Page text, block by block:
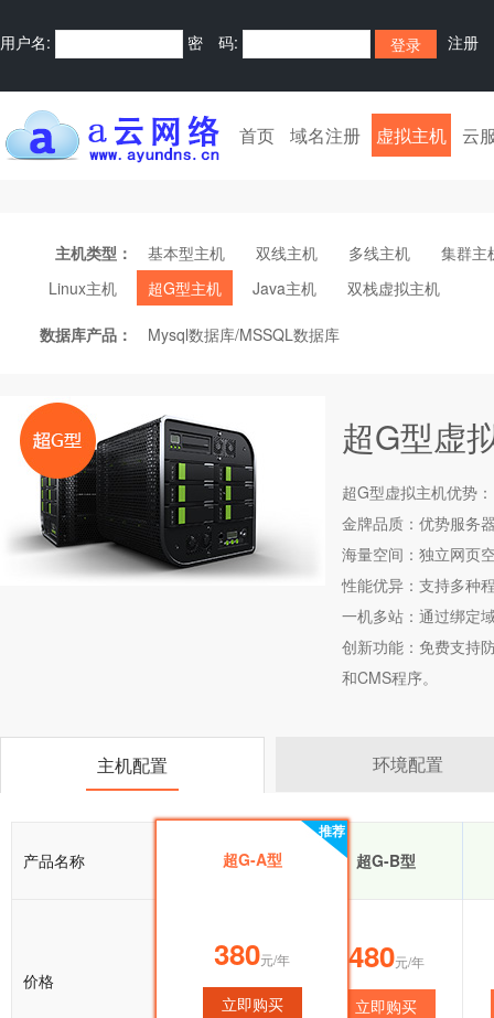
用户名: 密 码: 注册
首页 域名注册 虚拟主机 云
主机类型： 基本型主机 双线主机 多线主机
集群主
Linux主机
超G型主机 Java主机 双栈虚拟主机
数据库产品： Mysql数据库/MSSQL数据库
超G型虚
超G型虚拟主机优势：
金牌品质：优势服务
海量空间：独立网页
性能优异：支持多种
一机多站：通过绑定
创新功能：免费支持
和CMS程序。
主机配置 环境配置
产品名称 超G-A型 超G-B型
价格
380元/年
立即购买
480元/年
立即购买
推荐
超G-A型
380元/年
立即购买